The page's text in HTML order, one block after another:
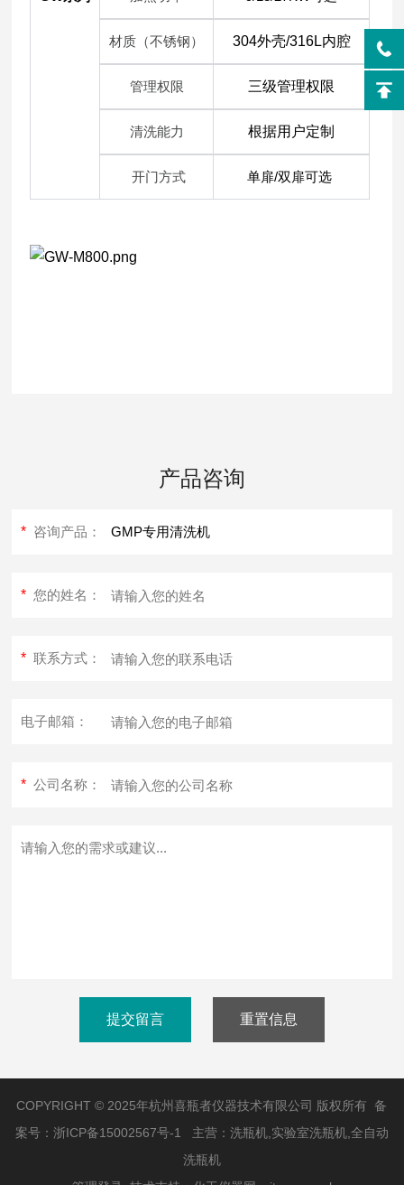
材质（不锈钢） 304外壳/316L内腔
管理权限 三级管理权限
清洗能力 根据用户定制
开门方式 单扉/双扉可选
产品咨询
* 咨询产品：
* 您的姓名：
* 联系方式：
电子邮箱：
* 公司名称：
提交留言 重置信息
COPYRIGHT © 2025年杭州喜瓶者仪器技术有限公司 版权所有 备
案号： 浙ICP备15002567号-1
主营：洗瓶机,实验室洗瓶机,全自动
洗瓶机